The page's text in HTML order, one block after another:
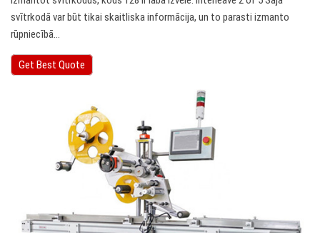
svītrkodā var būt tikai skaitliska informācija, un to parasti izmanto
rūpniecībā…
Get Best Quote